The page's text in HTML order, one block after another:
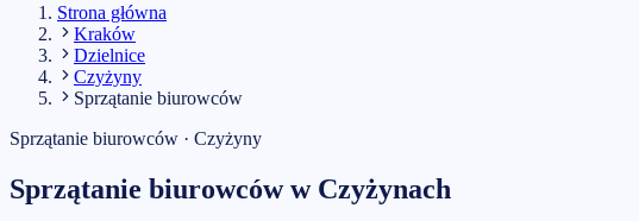
Strona główna
Kraków
Dzielnice
Czyżyny
Sprzątanie biurowców
Sprzątanie biurowców · Czyżyny
Sprzątanie biurowcóww Czyżynach